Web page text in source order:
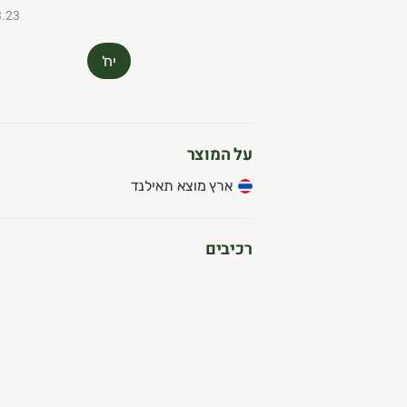
₪3.23
יח'
על המוצר
ארץ מוצא תאילנד
רכיבים